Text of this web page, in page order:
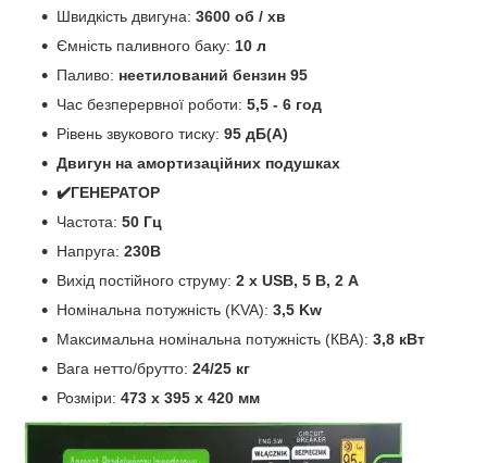
Швидкість двигуна: 3600 об / хв
Ємність паливного баку: 10 л
Паливо: неетилований бензин 95
Час безперервної роботи: 5,5 - 6 год
Рівень звукового тиску: 95 дБ(А)
Двигун на амортизаційних подушках
✔️ГЕНЕРАТОР
Частота: 50 Гц
Напруга: 230В
Вихід постійного струму: 2 x USB, 5 В, 2 А
Номінальна потужність (KVA): 3,5 Kw
Максимальна номінальна потужність (КВА): 3,8 кВт
Вага нетто/брутто: 24/25 кг
Розміри: 473 x 395 x 420 мм